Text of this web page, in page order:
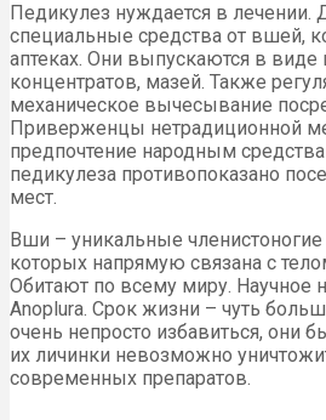
Педикулез нуждается в лечении.
специальные средства от вшей,
аптеках. Они выпускаются в
концентратов, мазей. Также
механическое вычесывание
Приверженцы нетрадиционной
предпочтение народным
педикулеза противопоказано
мест.
Вши – уникальные
которых напрямую связана с
Обитают по всему миру. Научное
Anoplura. Срок жизни – чуть
очень непросто избавиться, они
их личинки невозможно
современных препаратов.